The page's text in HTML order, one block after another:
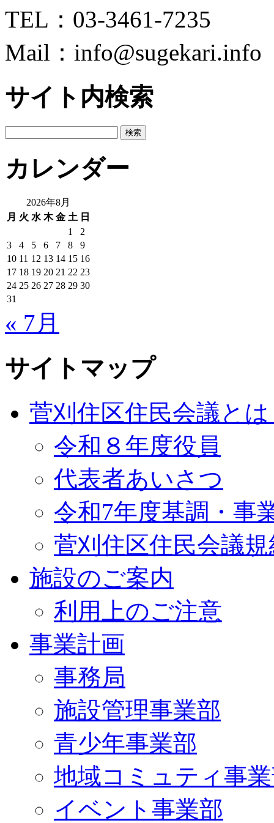
TEL：03-3461-7235
Mail：info@sugekari.info
サイト内検索
カレンダー
2026年8月
月 火 水 木 金 土 日
1
2
3
4 5 6 7 8
9
10 11 12 13 14 15 16
17 18 19 20 21 22 23
24 25 26 27 28 29 30
31
« 7月
サイトマップ
菅刈住区住民会議と
令和８年度役員
代表者あいさつ
令和7年度基調・事
菅刈住区住民会議規
施設のご案内
利用上のご注意
事業計画
事務局
施設管理事業部
青少年事業部
地域コミュティ事
イベント事業部